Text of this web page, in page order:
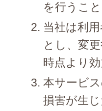
を行うこ
当社は利
とし、変
時点より
本サービ
損害が生